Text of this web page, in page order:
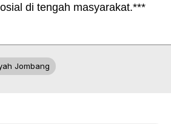
di tengah masyarakat.***
Jombang